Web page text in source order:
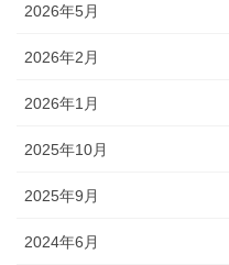
2026年5月
2026年2月
2026年1月
2025年10月
2025年9月
2024年6月